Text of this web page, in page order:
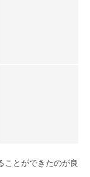
ことができたのが良